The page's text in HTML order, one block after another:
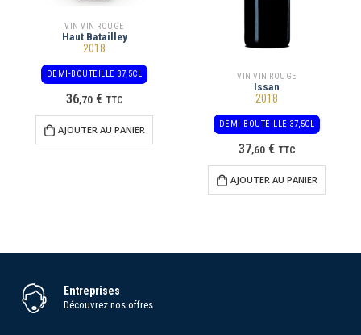
VIN VIN ROUGE
Haut Batailley
2018
DEMI-BOUTEILLE 37,5CL
36,70 € TTC
AJOUTER AU PANIER
VIN VIN ROUGE
Issan
2018
DEMI-BOUTEILLE 37,5CL
37,60 € TTC
AJOUTER AU PANIER
Entreprises
Découvrez nos offres